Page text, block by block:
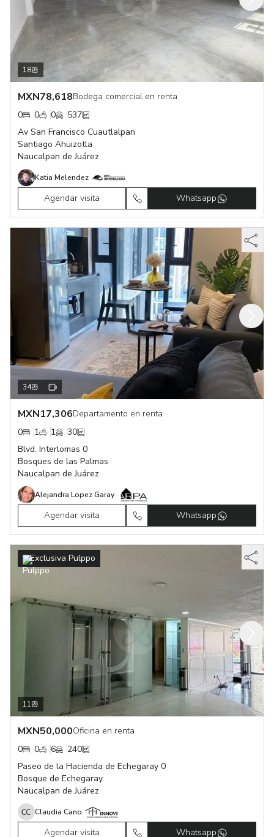
18
MXN78,618Bodega comercial en renta
0
0 0
537
Av San Francisco Cuautlalpan
Santiago Ahuizotla
Naucalpan de Juárez
Katia Melendez
Agendar visita Whatsapp
34
MXN17,306Departamento en renta
0
1 1
30
Blvd. Interlomas 0
Bosques de las Palmas
Naucalpan de Juárez
Alejandra Lopez Garay
Agendar visita Whatsapp
11
Exclusiva Pulppo
MXN50,000Oficina en renta
0
0 6
240
Paseo de la Hacienda de Echegaray 0
Bosque de Echegaray
Naucalpan de Juárez
Claudia Cano
Agendar visita Whatsapp